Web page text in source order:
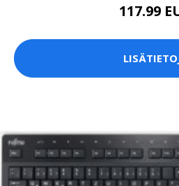
117.99